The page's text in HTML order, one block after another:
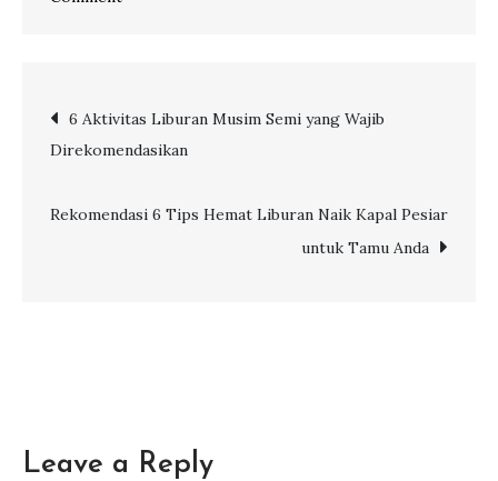
bersama
IndiGo:
Destinasi
Post
6 Aktivitas Liburan Musim Semi yang Wajib
Direkomendasikan
Rekomendasi 6 Tips Hemat Liburan Naik Kapal Pesiar
untuk Tamu Anda
Leave a Reply